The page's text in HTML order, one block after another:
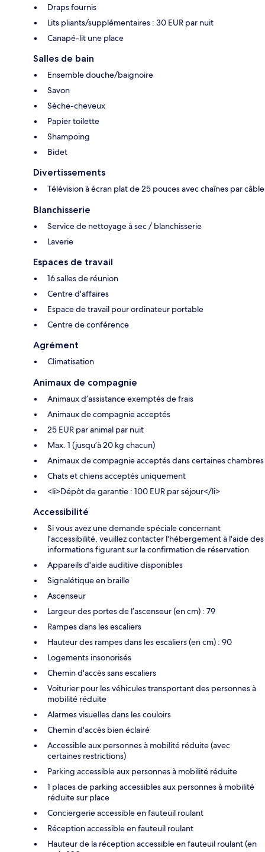
Draps fournis
Lits pliants/supplémentaires : 30 EUR par nuit
Canapé-lit une place
Salles de bain
Ensemble douche/baignoire
Savon
Sèche-cheveux
Papier toilette
Shampoing
Bidet
Divertissements
Télévision à écran plat de 25 pouces avec chaînes par câble
Blanchisserie
Service de nettoyage à sec / blanchisserie
Laverie
Espaces de travail
16 salles de réunion
Centre d'affaires
Espace de travail pour ordinateur portable
Centre de conférence
Agrément
Climatisation
Animaux de compagnie
Animaux d’assistance exemptés de frais
Animaux de compagnie acceptés
25 EUR par animal par nuit
Max. 1 (jusqu’à 20 kg chacun)
Animaux de compagnie acceptés dans certaines chambres
Chats et chiens acceptés uniquement
<li>Dépôt de garantie : 100 EUR par séjour</li>
Accessibilité
Si vous avez une demande spéciale concernant
l'accessibilité, veuillez contacter l'hébergement à l'aide des
informations figurant sur la confirmation de réservation
Appareils d'aide auditive disponibles
Signalétique en braille
Ascenseur
Largeur des portes de l’ascenseur (en cm) : 79
Rampes dans les escaliers
Hauteur des rampes dans les escaliers (en cm) : 90
Logements insonorisés
Chemin d'accès sans escaliers
Voiturier pour les véhicules transportant des personnes à
mobilité réduite
Alarmes visuelles dans les couloirs
Chemin d'accès bien éclairé
Accessible aux personnes à mobilité réduite (avec
certaines restrictions)
Parking accessible aux personnes à mobilité réduite
1 places de parking accessibles aux personnes à mobilité
réduite sur place
Conciergerie accessible en fauteuil roulant
Réception accessible en fauteuil roulant
Hauteur de la réception accessible en fauteuil roulant (en